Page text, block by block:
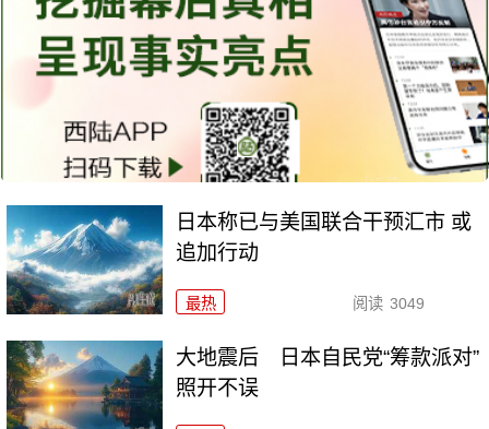
日本称已与美国联合干预汇市 或
追加行动
最热 阅读 3049
大地震后 日本自民党“筹款派对”
照开不误